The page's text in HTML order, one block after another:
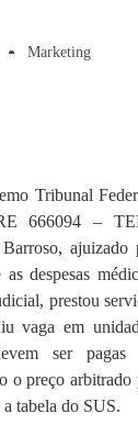
Marketing
Tribunal
666094 –
despesas
prestou
vaga em
ser pagas
o preço
tabela do SUS.